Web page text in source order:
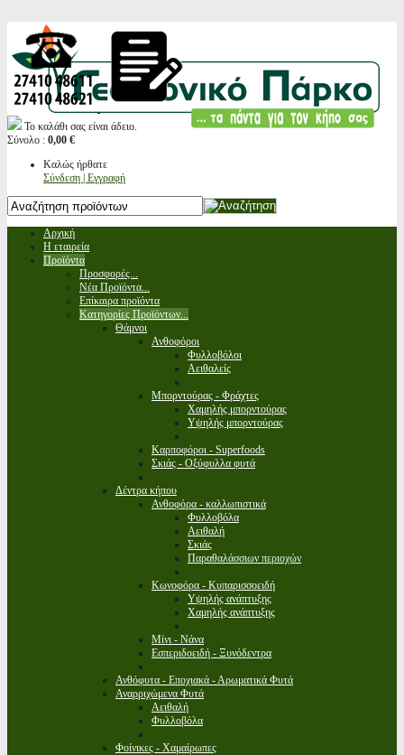
Το καλάθι σας είναι άδειο.
Σύνολο : 0,00 €
Καλώς ήρθατε
Σύνδεση | Εγγραφή
Αρχική
Η εταιρεία
Προϊόντα
Προσφορές...
Νέα Προϊόντα...
Επίκαιρα προϊόντα
Κατηγορίες Προϊόντων...
Θάμνοι
Ανθοφόροι
Φυλλοβόλοι
Αειθαλείς
Μπορντούρας - Φράχτες
Χαμηλής μπορντούρας
Υψηλής μπορντούρας
Καρποφόροι - Superfoods
Σκιάς - Οξύφυλλα φυτά
Δέντρα κήπου
Ανθοφόρα - καλλωπιστικά
Φυλλοβόλα
Αειθαλή
Σκιάς
Παραθαλάσσιων περιοχών
Κωνοφόρα - Κυπαρισσοειδή
Υψηλής ανάπτυξης
Χαμηλής ανάπτυξης
Μίνι - Νάνα
Εσπεριδοειδή - Ξυνόδεντρα
Ανθόφυτα - Εποχιακά - Αρωματικά Φυτά
Αναρριχώμενα Φυτά
Αειθαλή
Φυλλοβόλα
Φοίνικες - Χαμαίρωπες